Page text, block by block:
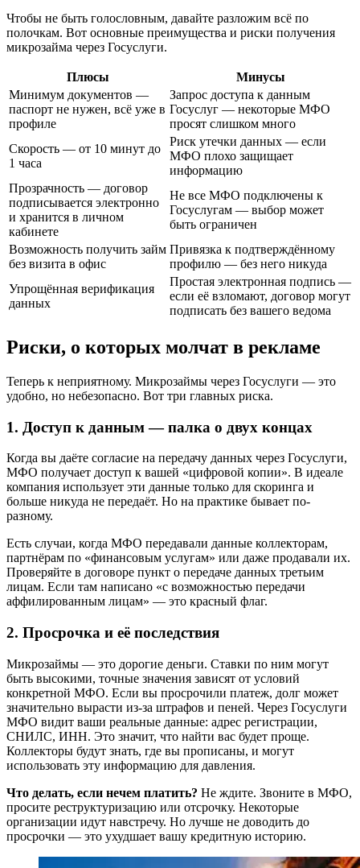
Чтобы не быть голословным, давайте разложим всё по
полочкам. Вот основные преимущества и риски получения
микрозайма через Госуслуги.
Плюсы
Минусы
Минимум документов —
паспорт не нужен, всё уже в
профиле
Запрос доступа к данным
Госуслуг — некоторые МФО
просят слишком много
Скорость — от 10 минут до
1 часа
Риск утечки данных — если
МФО плохо защищает
информацию
Прозрачность — договор
подписывается электронно
и хранится в личном
кабинете
Не все МФО подключены к
Госуслугам — выбор может
быть ограничен
Возможность получить займ
без визита в офис
Привязка к подтверждённому
профилю — без него никуда
Упрощённая верификация
данных
Простая электронная подпись —
если её взломают, договор могут
подписать без вашего ведома
Риски, о которых молчат в рекламе
Теперь к неприятному. Микрозаймы через Госуслуги — это
удобно, но небезопасно. Вот три главных риска.
1. Доступ к данным — палка о двух концах
Когда вы даёте согласие на передачу данных через Госуслуги,
МФО получает доступ к вашей «цифровой копии». В идеале
компания использует эти данные только для скоринга и
больше никуда не передаёт. Но на практике бывает по-
разному.
Есть случаи, когда МФО передавали данные коллекторам,
партнёрам по «финансовым услугам» или даже продавали их.
Проверяйте в договоре пункт о передаче данных третьим
лицам. Если там написано «с возможностью передачи
аффилированным лицам» — это красный флаг.
2. Просрочка и её последствия
Микрозаймы — это дорогие деньги. Ставки по ним могут
быть высокими, точные значения зависят от условий
конкретной МФО. Если вы просрочили платеж, долг может
значительно вырасти из-за штрафов и пеней. Через Госуслуги
МФО видит ваши реальные данные: адрес регистрации,
СНИЛС, ИНН. Это значит, что найти вас будет проще.
Коллекторы будут знать, где вы прописаны, и могут
использовать эту информацию для давления.
Что делать, если нечем платить? Не ждите. Звоните в МФО,
просите реструктуризацию или отсрочку. Некоторые
организации идут навстречу. Но лучше не доводить до
просрочки — это ухудшает вашу кредитную историю.